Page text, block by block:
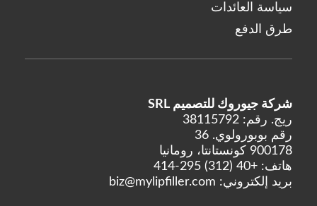
سياسة العائدات
طرق الدفع
شركة جيوروك للتصميم SRL
ريج. رقم: 38115792
رقم بوبورولوي. 36
900178 كونستانتا، رومانيا
هاتف: +40 (312) 295-414
بريد إلكتروني: biz@mylipfiller.com